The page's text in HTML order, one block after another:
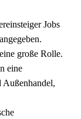
Jobs
große Rolle.
eine